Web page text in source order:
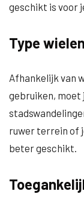
geschikt is voor
Type
Afhankelijk van
gebruiken, moet
ruwer terrein of
beter geschikt.